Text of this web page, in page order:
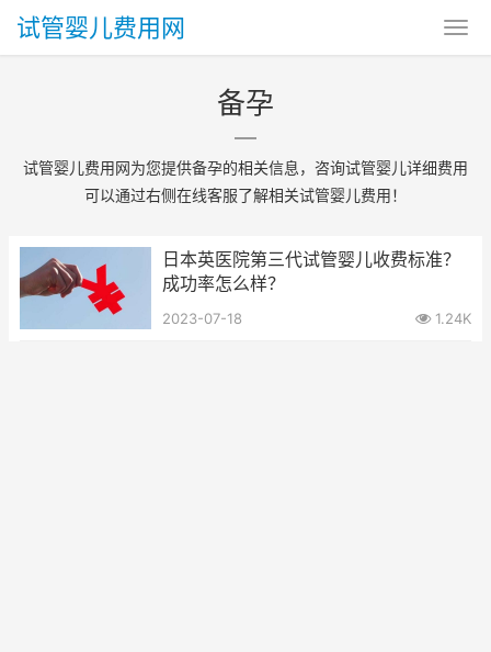
试管婴儿费用网
备孕
试管婴儿费用网为您提供备孕的相关信息，咨询试管婴儿详细费用
可以通过右侧在线客服了解相关试管婴儿费用！
日本英医院第三代试管婴儿收费标准？
成功率怎么样？
2023-07-18 1.24K